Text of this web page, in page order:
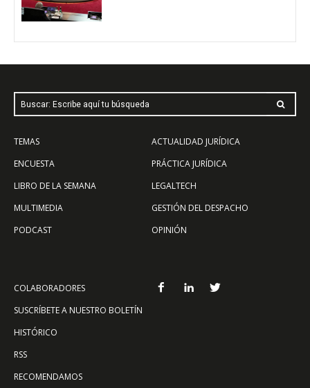
Buscar: Escribe aquí tu búsqueda
TEMAS
ENCUESTA
LIBRO DE LA SEMANA
MULTIMEDIA
PODCAST
ACTUALIDAD JURÍDICA
PRÁCTICA JURÍDICA
LEGALTECH
GESTIÓN DEL DESPACHO
OPINIÓN
COLABORADORES
SUSCRÍBETE A NUESTRO BOLETÍN
HISTÓRICO
RSS
RECOMENDAMOS